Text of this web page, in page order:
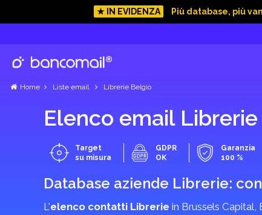
★ IN EVIDENZA Più database, più
Home Liste email Librerie Belgio
Elenco email
Target
su misura
GDPR
OK
Garanzia
100 %
Database aziende Librerie:
L'elenco contatti Librerie in Brussels